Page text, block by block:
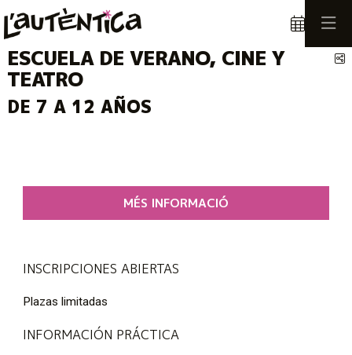
ESCUELA DE VERANO, CINE Y
TEATRO
DE 7 A 12 AÑOS
MÉS INFORMACIÓ
INSCRIPCIONES ABIERTAS
Plazas limitadas
INFORMACIÓN PRÁCTICA